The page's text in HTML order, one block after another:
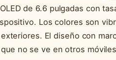
de 6.6 pulgadas con
Los colores son
El diseño con
no se ve en otros